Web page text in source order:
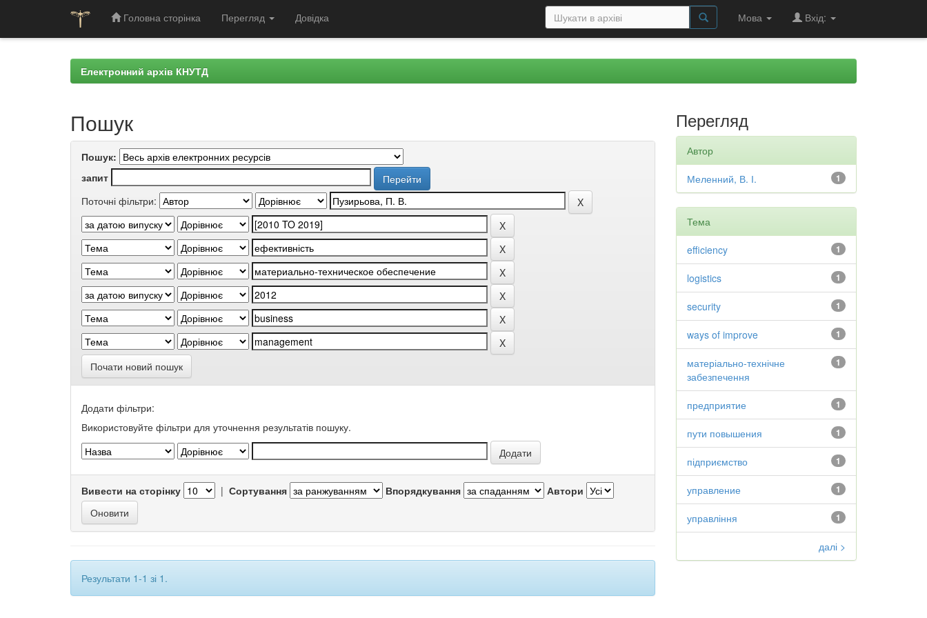
Головна сторінка Перегляд Довідка Мова Вхід:
Електронний архів КНУТД
Пошук
Пошук:
запит
Поточні фільтри:
Почати новий пошук
Додати фільтри:
Використовуйте фільтри для уточнення результатів пошуку.
Вивести на сторінку | Сортування Впорядкування Автори
Результати 1-1 зі 1.
Перегляд
Автор
1
Меленний, В. І.
Тема
1
efficiency
1
logistics
1
security
1
ways of improve
1
матеріально-технічне
забезпечення
1
предприятие
1
пути повышения
1
підприємство
1
управление
1
управління
далі >